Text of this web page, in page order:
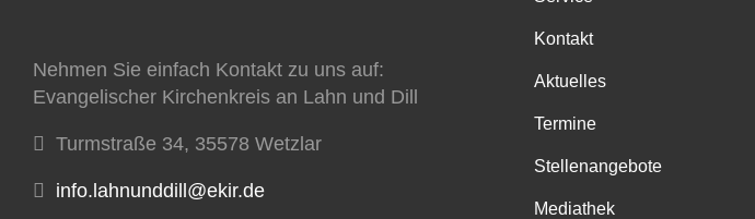
Nehmen Sie einfach Kontakt zu uns auf:
Evangelischer Kirchenkreis an Lahn und Dill
Turmstraße 34, 35578 Wetzlar
info.lahnunddill@ekir.de
Kontakt
Aktuelles
Termine
Stellenangebote
Mediathek